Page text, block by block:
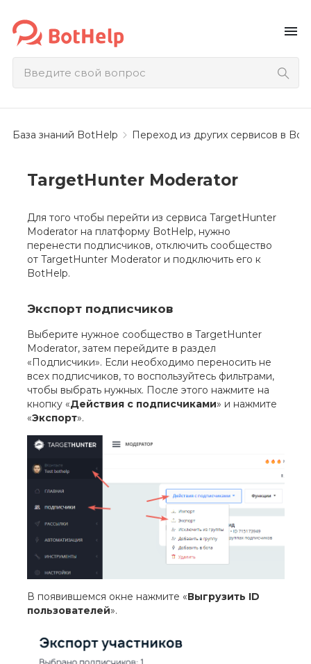
menu
База знаний BotHelp Переход из других сервисов в
TargetHunter Moderator
Для того чтобы перейти из сервиса TargetHunter
Moderator на платформу BotHelp, нужно
перенести подписчиков, отключить сообщество
от TargetHunter Moderator и подключить его к
BotHelp.
Экспорт подписчиков
Выберите нужное сообщество в TargetHunter
Moderator, затем перейдите в раздел
«Подписчики». Если необходимо переносить не
всех подписчиков, то воспользуйтесь фильтрами,
чтобы выбрать нужных. После этого нажмите на
кнопку «Действия с подписчиками» и нажмите
«Экспорт».
В появившемся окне нажмите «Выгрузить ID
пользователей».